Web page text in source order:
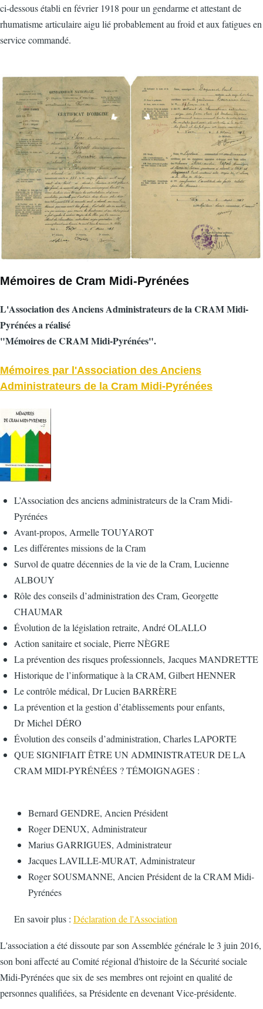
ci-dessous établi en février 1918 pour un gendarme et attestant de
rhumatisme articulaire aigu lié probablement au froid et aux fatigues en
service commandé.
Mémoires de Cram Midi-Pyrénées
L'Association des Anciens Administrateurs de la CRAM Midi-
Pyrénées a réalisé
"Mémoires de CRAM Midi-Pyrénées".
Mémoires par l'Association des Anciens
Administrateurs de la Cram Midi-Pyrénées
L’Association des anciens administrateurs de la Cram Midi-
Pyrénées
Avant-propos, Armelle TOUYAROT
Les différentes missions de la Cram
Survol de quatre décennies de la vie de la Cram, Lucienne
ALBOUY
Rôle des conseils d’administration des Cram, Georgette
CHAUMAR
Évolution de la législation retraite, André OLALLO
Action sanitaire et sociale, Pierre NÈGRE
La prévention des risques professionnels, Jacques MANDRETTE
Historique de l’informatique à la CRAM, Gilbert HENNER
Le contrôle médical, Dr Lucien BARRÈRE
La prévention et la gestion d’établissements pour enfants,
Dr Michel DÉRO
Évolution des conseils d’administration, Charles LAPORTE
QUE SIGNIFIAIT ÊTRE UN ADMINISTRATEUR DE LA
CRAM MIDI-PYRÉNÉES ? TÉMOIGNAGES :
Bernard GENDRE, Ancien Président
Roger DENUX, Administrateur
Marius GARRIGUES, Administrateur
Jacques LAVILLE-MURAT, Administrateur
Roger SOUSMANNE, Ancien Président de la CRAM Midi-
Pyrénées
En savoir plus : Déclaration de l'Association
L'association a été dissoute par son Assemblée générale le 3 juin 2016,
son boni affecté au Comité régional d'histoire de la Sécurité sociale
Midi-Pyrénées que six de ses membres ont rejoint en qualité de
personnes qualifiées, sa Présidente en devenant Vice-présidente.